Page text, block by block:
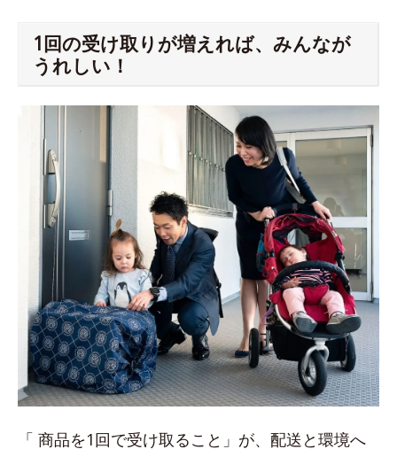
1回の受け取りが増えれば、みんなが
うれしい！
「 商品を1回で受け取ること」が、配送と環境へ